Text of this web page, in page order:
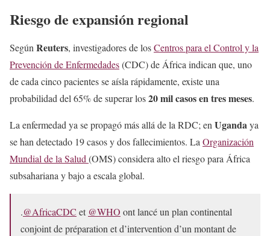
Riesgo de expansión regional
SegúnReuters, investigadores de losCentros para el Control y la
Prevención de Enfermedades(CDC) de África indican que, uno
de cada cinco pacientes se aísla rápidamente, existe una
probabilidad del 65% de superar los20 mil casos en tres meses.
La enfermedad ya se propagó más allá de la RDC; enUgandaya
se han detectado 19 casos y dos fallecimientos. LaOrganización
Mundial de la Salud(OMS) considera alto el riesgo para África
subsahariana y bajo a escala global.
.@AfricaCDC et @WHO ont lancé un plan continental
conjoint de préparation et d’intervention d’un montant de